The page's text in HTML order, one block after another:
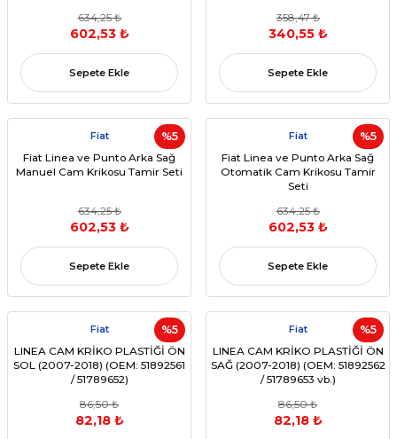
634,25 ₺
602,53 ₺
Sepete Ekle
358,47 ₺
340,55 ₺
Sepete Ekle
%5
Fiat
Fiat Linea ve Punto Arka Sağ
Manuel Cam Krikosu Tamir Seti
634,25 ₺
602,53 ₺
Sepete Ekle
%5
Fiat
Fiat Linea ve Punto Arka Sağ
Otomatik Cam Krikosu Tamir
Seti
634,25 ₺
602,53 ₺
Sepete Ekle
%5
Fiat
LINEA CAM KRİKO PLASTİĞİ ÖN
SOL (2007-2018) (OEM: 51892561
/ 51789652)
86,50 ₺
82,18 ₺
%5
Fiat
LINEA CAM KRİKO PLASTİĞİ ÖN
SAĞ (2007-2018) (OEM: 51892562
/ 51789653 vb.)
86,50 ₺
82,18 ₺